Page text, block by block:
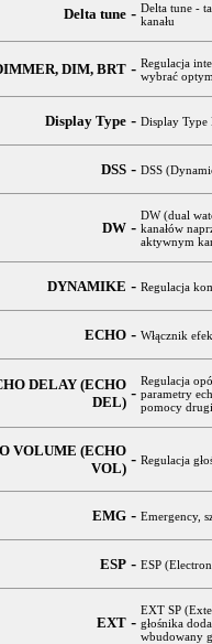
Delta tune - Delta tune -
kanału
DIM, BRT - Regulacja
wybrać
Display Type - Display Type
DSS - DSS
DW -
DW (dual
kanałów
aktywnym
DYNAMIKE - Regulacja
ECHO - Włącznik
DELAY (ECHO
DEL) -
Regulacja
parametry
pomocy
VOLUME (ECHO
VOL) - Regulacja
EMG - Emergency,
ESP - ESP
EXT -
EXT SP
głośnika
wbudowany